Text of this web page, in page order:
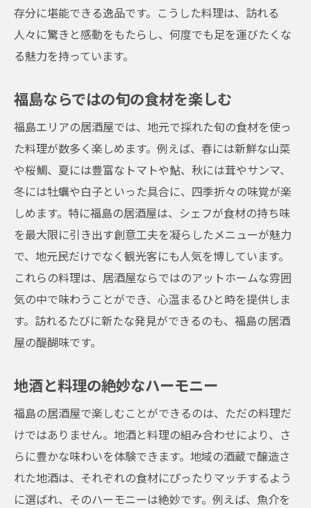
存分に堪能できる逸品です。こうした料理は、訪れる
人々に驚きと感動をもたらし、何度でも足を運びたくな
る魅力を持っています。
福島ならではの旬の食材を楽しむ
福島エリアの居酒屋では、地元で採れた旬の食材を使っ
た料理が数多く楽しめます。例えば、春には新鮮な山菜
や桜鯛、夏には豊富なトマトや鮎、秋には茸やサンマ、
冬には牡蠣や白子といった具合に、四季折々の味覚が楽
しめます。特に福島の居酒屋は、シェフが食材の持ち味
を最大限に引き出す創意工夫を凝らしたメニューが魅力
で、地元民だけでなく観光客にも人気を博しています。
これらの料理は、居酒屋ならではのアットホームな雰囲
気の中で味わうことができ、心温まるひと時を提供しま
す。訪れるたびに新たな発見ができるのも、福島の居酒
屋の醍醐味です。
地酒と料理の絶妙なハーモニー
福島の居酒屋で楽しむことができるのは、ただの料理だ
けではありません。地酒と料理の組み合わせにより、さ
らに豊かな味わいを体験できます。地域の酒蔵で醸造さ
れた地酒は、それぞれの食材にぴったりマッチするよう
に選ばれ、そのハーモニーは絶妙です。例えば、魚介を